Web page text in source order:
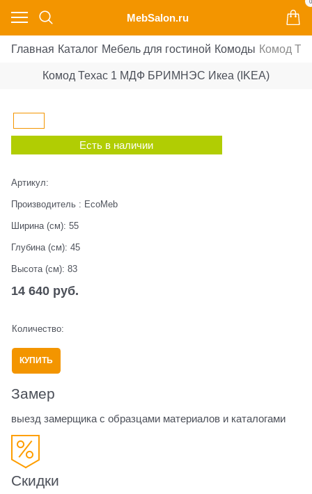
MebSalon.ru
0
Главная Каталог Мебель для гостиной Комоды Комод
Комод Техас 1 МДФ БРИМНЭС Икеа (IKEA)
Есть в наличии
Артикул:
Производитель : EcoMeb
Ширина (см): 55
Глубина (см): 45
Высота (см): 83
14 640 руб.
Количество:
КУПИТЬ
Замер
выезд замерщика с образцами материалов и каталогами
Скидки